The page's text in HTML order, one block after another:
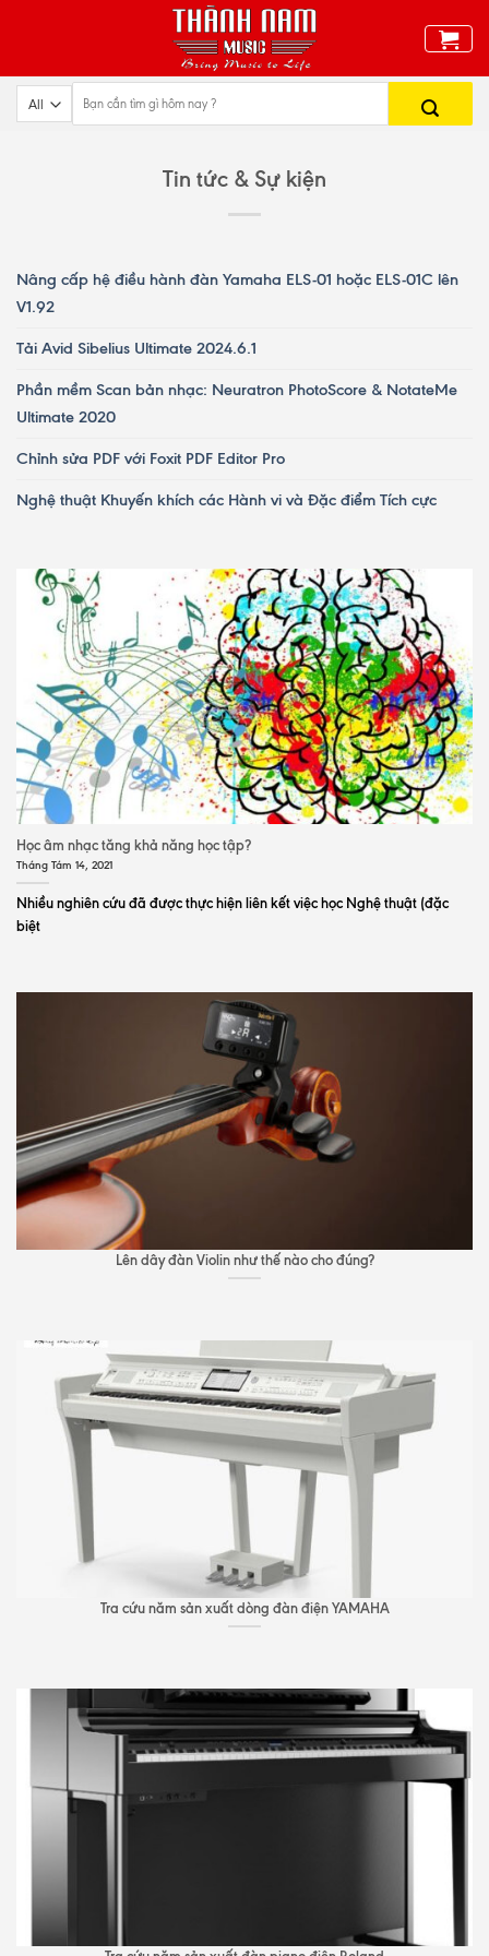
Tin tức & Sự kiện
Nâng cấp hệ điều hành đàn Yamaha ELS-01 hoặc ELS-01C lên
V1.92
Tải Avid Sibelius Ultimate 2024.6.1
Phần mềm Scan bản nhạc: Neuratron PhotoScore & NotateMe
Ultimate 2020
Chỉnh sửa PDF với Foxit PDF Editor Pro
Nghệ thuật Khuyến khích các Hành vi và Đặc điểm Tích cực
Học âm nhạc tăng khả năng học tập?
Tháng Tám 14, 2021
Nhiều nghiên cứu đã được thực hiện liên kết việc học Nghệ thuật (đặc
biệt
Lên dây đàn Violin như thế nào cho đúng?
Tra cứu năm sản xuất dòng đàn điện YAMAHA